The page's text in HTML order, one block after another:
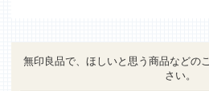
無印良品で、ほしいと思う商品などの
さい。